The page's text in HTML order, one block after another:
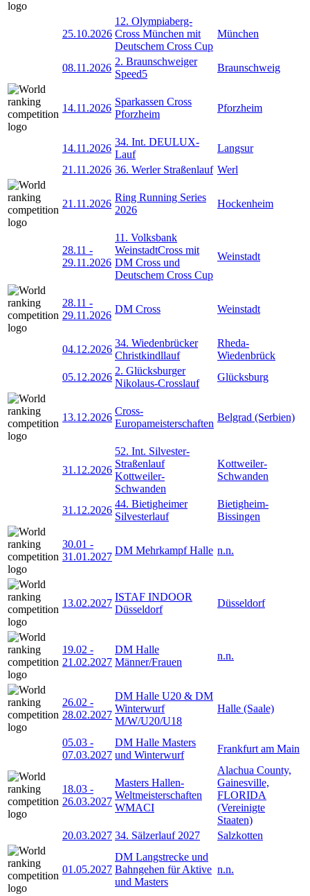
25.10.2026
12. Olympiaberg-
Cross München mit
Deutschem Cross Cup
München
08.11.2026
2. Braunschweiger
Speed5
Braunschweig
14.11.2026
Sparkassen Cross
Pforzheim
Pforzheim
14.11.2026
34. Int. DEULUX-
Lauf
Langsur
21.11.2026 36. Werler Straßenlauf Werl
21.11.2026
Ring Running Series
2026
Hockenheim
28.11 -
29.11.2026
11. Volksbank
WeinstadtCross mit
DM Cross und
Deutschem Cross Cup
Weinstadt
28.11 -
29.11.2026
DM Cross Weinstadt
04.12.2026
34. Wiedenbrücker
Christkindllauf
Rheda-
Wiedenbrück
05.12.2026
2. Glücksburger
Nikolaus-Crosslauf
Glücksburg
13.12.2026
Cross-
Europameisterschaften
Belgrad (Serbien)
31.12.2026
52. Int. Silvester-
Straßenlauf
Kottweiler-
Schwanden
Kottweiler-
Schwanden
31.12.2026
44. Bietigheimer
Silvesterlauf
Bietigheim-
Bissingen
30.01 -
31.01.2027
DM Mehrkampf Halle n.n.
13.02.2027
ISTAF INDOOR
Düsseldorf
Düsseldorf
19.02 -
21.02.2027
DM Halle
Männer/Frauen
n.n.
26.02 -
28.02.2027
DM Halle U20 & DM
Winterwurf
M/W/U20/U18
Halle (Saale)
05.03 -
07.03.2027
DM Halle Masters
und Winterwurf
Frankfurt am Main
18.03 -
26.03.2027
Masters Hallen-
Weltmeisterschaften
WMACI
Alachua County,
Gainesville,
FLORIDA
(Vereinigte
Staaten)
20.03.2027 34. Sälzerlauf 2027 Salzkotten
01.05.2027
DM Langstrecke und
Bahngehen für Aktive
und Masters
n.n.